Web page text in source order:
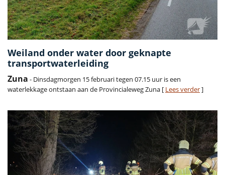
Weiland onder water door geknapte
transportwaterleiding
Zuna - Dinsdagmorgen 15 februari tegen 07.15 uur is een
waterlekkage ontstaan aan de Provincialeweg Zuna [ Lees verder]